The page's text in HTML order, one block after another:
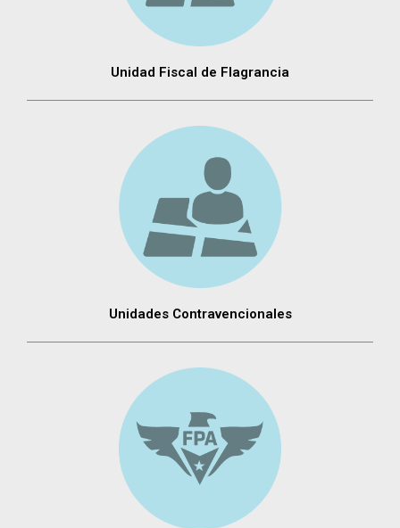
Unidad Fiscal de Flagrancia
Unidades Contravencionales